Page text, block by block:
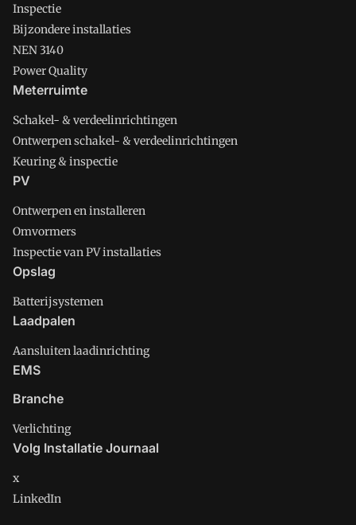
Inspectie
Bijzondere installaties
NEN 3140
Power Quality
Meterruimte
Schakel- & verdeelinrichtingen
Ontwerpen schakel- & verdeelinrichtingen
Keuring & inspectie
PV
Ontwerpen en installeren
Omvormers
Inspectie van PV installaties
Opslag
Batterijsystemen
Laadpalen
Aansluiten laadinrichting
EMS
Branche
Verlichting
Volg Installatie Journaal
x
LinkedIn